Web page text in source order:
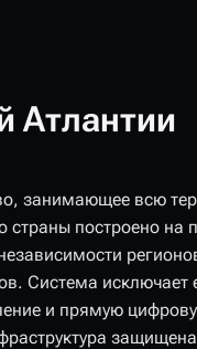
Атлантии
занимающее всю
страны построено на
Система исключает
и прямую